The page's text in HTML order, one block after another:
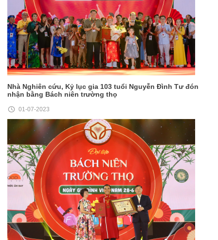
Nhà Nghiên cứu, Kỷ lục gia 103 tuổi Nguyễn Đình Tư đón
nhận bằng Bách niên trường thọ
01-07-2023